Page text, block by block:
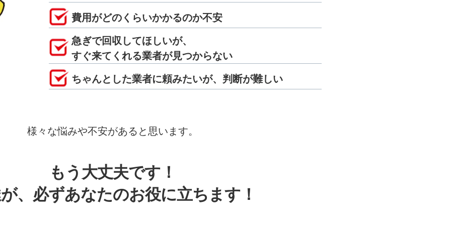
費用がどのくらいかかるのか不安
急ぎで回収してほしいが、
すぐ来てくれる業者が見つからない
ちゃんとした業者に頼みたいが、判断が難しい
様々な悩みや不安があると思います。
もう大丈夫です！
、必ずあなたのお役に立ちます！